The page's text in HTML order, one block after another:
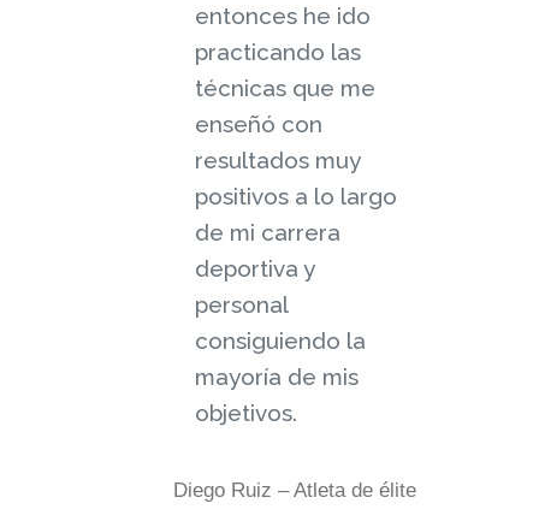
entonces he ido
practicando las
técnicas que me
enseñó con
resultados muy
positivos a lo largo
de mi carrera
deportiva y
personal
consiguiendo la
mayoría de mis
objetivos.
Diego Ruiz – Atleta de élite